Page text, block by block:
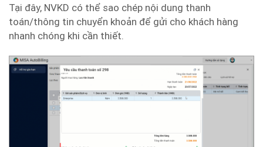
Tại đây, NVKD có thể sao chép nội dung thanh
toán/thông tin chuyển khoản để gửi cho khách hàng
nhanh chóng khi cần thiết.